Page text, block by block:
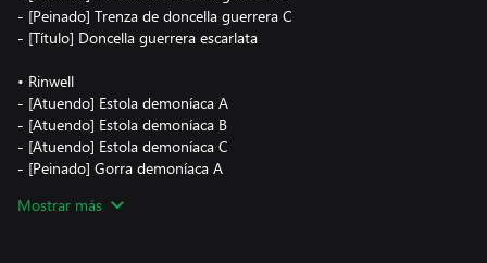
- [Peinado] Trenza de doncella guerrera C
- [Título] Doncella guerrera escarlata
• Rinwell
- [Atuendo] Estola demoníaca A
- [Atuendo] Estola demoníaca B
- [Atuendo] Estola demoníaca C
- [Peinado] Gorra demoníaca A
- [Peinado] Gorra demoníaca C
Mostrar más